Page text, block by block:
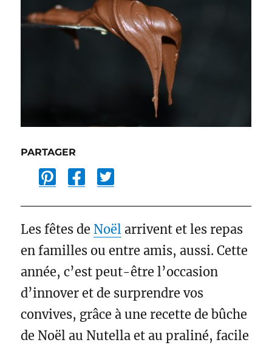
PARTAGER
n
t
e
s
t
c
e
o
k
i
t
r
Les fêtes de Noël arrivent et les repas
en familles ou entre amis, aussi. Cette
année, c’est peut-être l’occasion
d’innover et de surprendre vos
convives, grâce à une recette de bûche
de Noël au Nutella et au praliné, facile